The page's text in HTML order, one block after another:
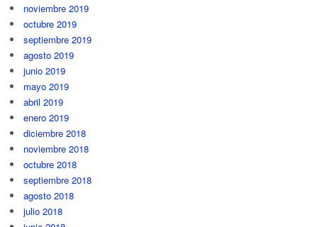
noviembre 2019
octubre 2019
septiembre 2019
agosto 2019
junio 2019
mayo 2019
abril 2019
enero 2019
diciembre 2018
noviembre 2018
octubre 2018
septiembre 2018
agosto 2018
julio 2018